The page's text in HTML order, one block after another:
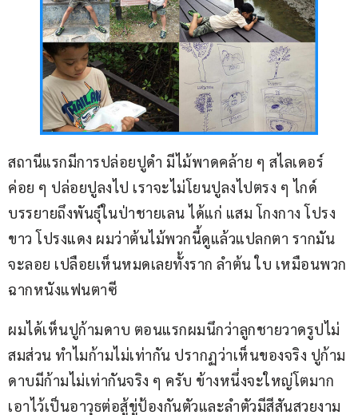
สถานีแรกมีการปล่อยปูดำ มีไม้พาดคล้าย ๆ สไลเดอร์
ค่อย ๆ ปล่อยปูลงไป เราจะไม่โยนปูลงไปตรง ๆ ไกด์
บรรยายถึงพันธุ์ในป่าชายเลน ได้แก่ แสม โกงกาง โปรง
ขาว โปรงแดง ผมว่าต้นไม้พวกนี้ดูแล้วแปลกตา รากมัน
จะลอย เปลือยเห็นหมดเลยทั้งราก ลำต้น ใบ เหมือนพวก
ฉากหนังแฟนตาซี
ผมได้เห็นปูก้ามดาบ ตอนแรกผมนึกว่าลูกชายวาดรูปไม่
สมส่วน ทำไมก้ามไม่เท่ากัน ปรากฏว่าเห็นของจริง ปูก้าม
ดาบมีก้ามไม่เท่ากันจริง ๆ ครับ ข้างหนึ่งจะใหญ่โตมาก
เอาไว้เป็นอาวุธต่อสู้ขู่ป้องกันตัวและลำตัวมีสีสันสวยงาม